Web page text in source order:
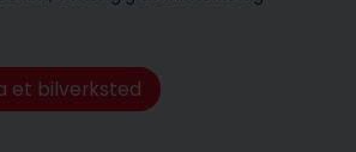
et bilverksted